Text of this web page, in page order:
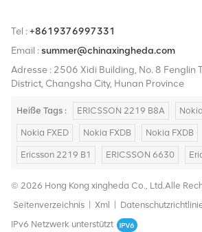
Tel :+8619376997331
Email :summer@chinaxingheda.com
Adresse : 2506 Xidi Building, No. 8 Fenglin
District, Changsha City, Hunan Province
Heiße Tags : ERICSSON 2219 B8A
Nokia FXED Nokia FXDB Nokia FXDB
Ericsson 2219 B1 ERICSSON 6630
© 2026 Hong Kong xingheda Co., Ltd.Alle
Seitenverzeichnis
Xml
IPv6 Netzwerk unterstützt